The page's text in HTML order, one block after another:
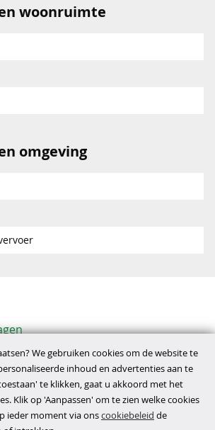
woonruimte
omgeving
We gebruiken cookies om de website te
inhoud en advertenties aan te
te klikken, gaat u akkoord met het
Klik op 'Aanpassen' om te zien welke cookies
ieder moment via onscookiebeleid de